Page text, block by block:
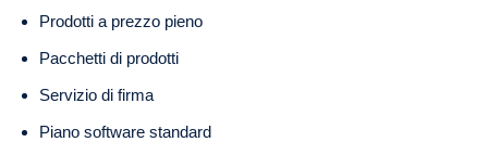
Prodotti a prezzo pieno
Pacchetti di prodotti
Servizio di firma
Piano software standard